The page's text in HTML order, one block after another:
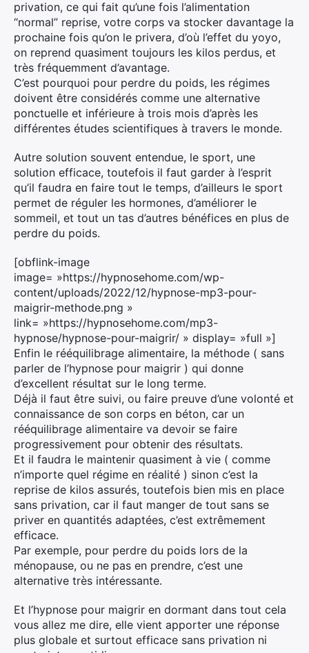
privation, ce qui fait qu’une fois l’alimentation
“normal” reprise, votre corps va stocker davantage la
prochaine fois qu’on le privera, d’où l’effet du yoyo,
on reprend quasiment toujours les kilos perdus, et
très fréquemment d’avantage.
C’est pourquoi pour perdre du poids, les régimes
doivent être considérés comme une alternative
ponctuelle et inférieure à trois mois d’après les
différentes études scientifiques à travers le monde.
Autre solution souvent entendue, le sport, une
solution efficace, toutefois il faut garder à l’esprit
qu’il faudra en faire tout le temps, d’ailleurs le sport
permet de réguler les hormones, d’améliorer le
sommeil, et tout un tas d’autres bénéfices en plus de
perdre du poids.
[obflink-image
image= »https://hypnosehome.com/wp-
content/uploads/2022/12/hypnose-mp3-pour-
maigrir-methode.png »
link= »https://hypnosehome.com/mp3-
hypnose/hypnose-pour-maigrir/ » display= »full »]
Enfin le rééquilibrage alimentaire, la méthode ( sans
parler de l’hypnose pour maigrir ) qui donne
d’excellent résultat sur le long terme.
Déjà il faut être suivi, ou faire preuve d’une volonté et
connaissance de son corps en béton, car un
rééquilibrage alimentaire va devoir se faire
progressivement pour obtenir des résultats.
Et il faudra le maintenir quasiment à vie ( comme
n’importe quel régime en réalité ) sinon c’est la
reprise de kilos assurés, toutefois bien mis en place
sans privation, car il faut manger de tout sans se
priver en quantités adaptées, c’est extrêmement
efficace.
Par exemple, pour perdre du poids lors de la
ménopause, ou ne pas en prendre, c’est une
alternative très intéressante.
Et l’hypnose pour maigrir en dormant dans tout cela
vous allez me dire, elle vient apporter une réponse
plus globale et surtout efficace sans privation ni